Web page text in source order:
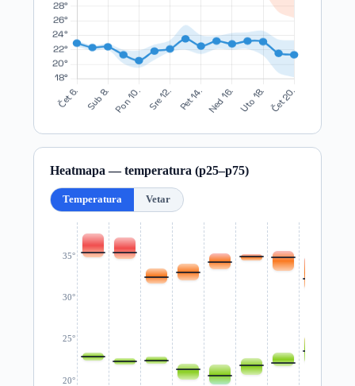
Heatmapa — temperatura (p25–p75)
Temperatura Vetar
20°
25°
30°
35°